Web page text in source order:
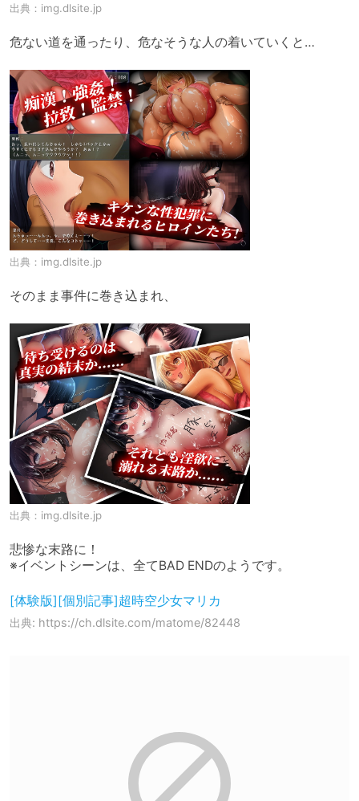
出典： img.dlsite.jp
危ない道を通ったり、危なそうな人の着いていくと…
出典： img.dlsite.jp
そのまま事件に巻き込まれ、
出典： img.dlsite.jp
悲惨な末路に！
※イベントシーンは、全てBAD ENDのようです。
[体験版][個別記事]超時空少女マリカ
出典: https://ch.dlsite.com/matome/82448